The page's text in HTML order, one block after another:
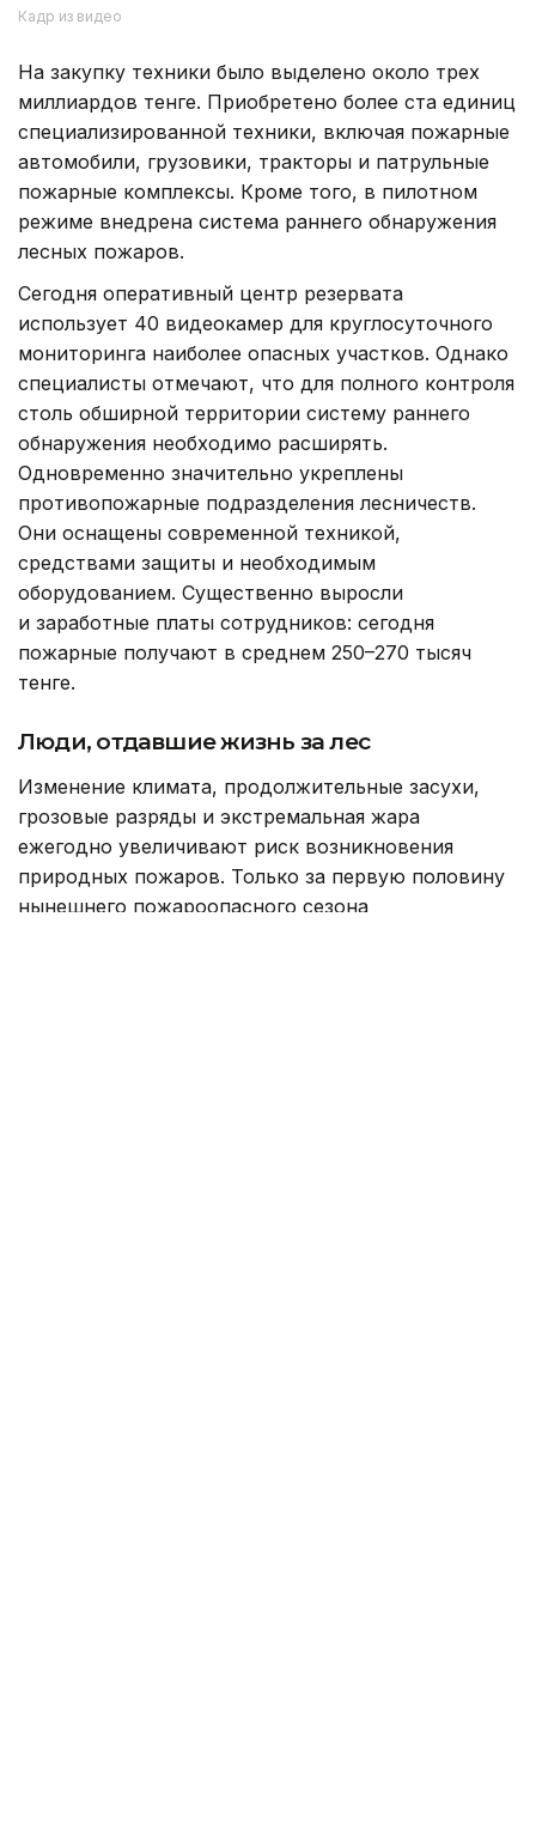
Кадр из видео
На закупку техники было выделено около трех
миллиардов тенге. Приобретено более ста единиц
специализированной техники, включая пожарные
автомобили, грузовики, тракторы и патрульные
пожарные комплексы. Кроме того, в пилотном
режиме внедрена система раннего обнаружения
лесных пожаров.
Сегодня оперативный центр резервата
использует 40 видеокамер для круглосуточного
мониторинга наиболее опасных участков. Однако
специалисты отмечают, что для полного контроля
столь обширной территории систему раннего
обнаружения необходимо расширять.
Одновременно значительно укреплены
противопожарные подразделения лесничеств.
Они оснащены современной техникой,
средствами защиты и необходимым
оборудованием. Существенно выросли
и заработные платы сотрудников: сегодня
пожарные получают в среднем 250–270 тысяч
тенге.
Люди, отдавшие жизнь за лес
Изменение климата, продолжительные засухи,
грозовые разряды и экстремальная жара
ежегодно увеличивают риск возникновения
природных пожаров. Только за первую половину
нынешнего пожароопасного сезона